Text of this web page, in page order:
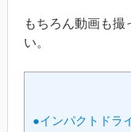
もちろん動画も撮
い。
●インパクトドラ